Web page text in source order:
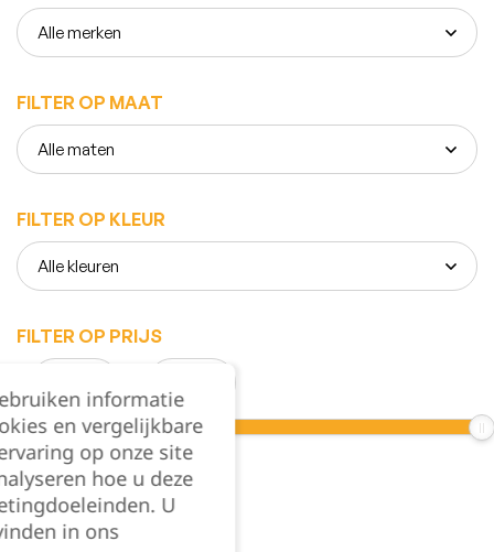
FILTER OP MAAT
FILTER OP KLEUR
FILTER OP PRIJS
Verwijder filter(s)
TOEPASSEN
informatie
en vergelijkbare
op onze site
hoe u deze
U
in ons